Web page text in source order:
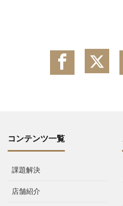
コンテンツ一覧
課題解決
店舗紹介